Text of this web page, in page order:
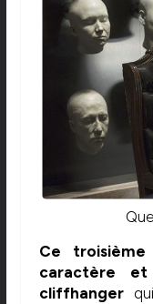
Ce
caractère
cliffhangerqui